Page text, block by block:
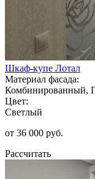
Шкаф-купе Лотал
Материал фасада:
Комбинированный,
Цвет:
Светлый
от 36 000 руб.
Рассчитать